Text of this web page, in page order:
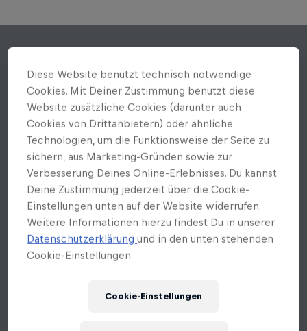
Diese Website benutzt technisch notwendige
Cookies. Mit Deiner Zustimmung benutzt diese
Website zusätzliche Cookies (darunter auch
Cookies von Drittanbietern) oder ähnliche
Technologien, um die Funktionsweise der Seite zu
sichern, aus Marketing-Gründen sowie zur
Verbesserung Deines Online-Erlebnisses. Du kannst
Deine Zustimmung jederzeit über die Cookie-
Einstellungen unten auf der Website widerrufen.
Weitere Informationen hierzu findest Du in unserer
Datenschutzerklärungund in den unten stehenden
Cookie-Einstellungen.
Cookie-Einstellungen